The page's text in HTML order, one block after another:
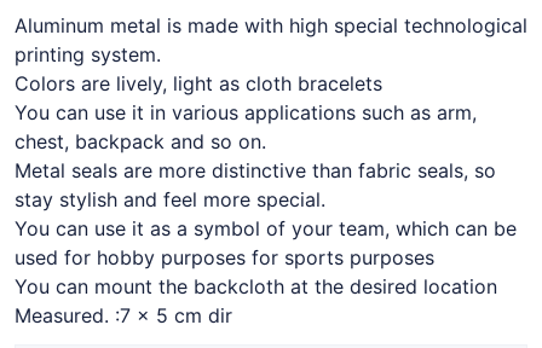
Aluminum metal is made with high special technological
printing system.
Colors are lively, light as cloth bracelets
You can use it in various applications such as arm,
chest, backpack and so on.
Metal seals are more distinctive than fabric seals, so
stay stylish and feel more special.
You can use it as a symbol of your team, which can be
used for hobby purposes for sports purposes
You can mount the backcloth at the desired location
Measured. :7 x 5 cm dir